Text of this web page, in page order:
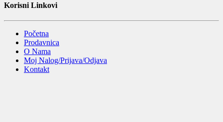
Korisni Linkovi
Početna
Prodavnica
O Nama
Moj Nalog/Prijava/Odjava
Kontakt